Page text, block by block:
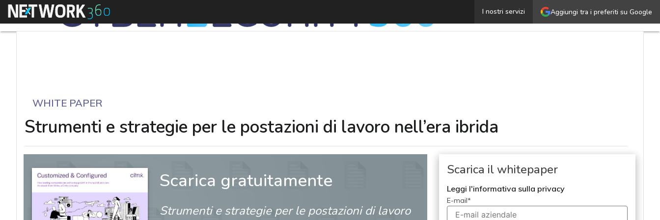
Aggiungi tra i preferiti su Google
I nostri servizi
Menu Strumenti e strategie per le postazioni di lavoro
WHITE PAPER
Strumenti e strategie per le postazioni di lavoro nell’era ibrida
Scarica gratuitamente
Strumenti e strategie per le postazioni di lavoro
Scarica il whitepaper
Leggi l'informativa sulla privacy
E-mail*